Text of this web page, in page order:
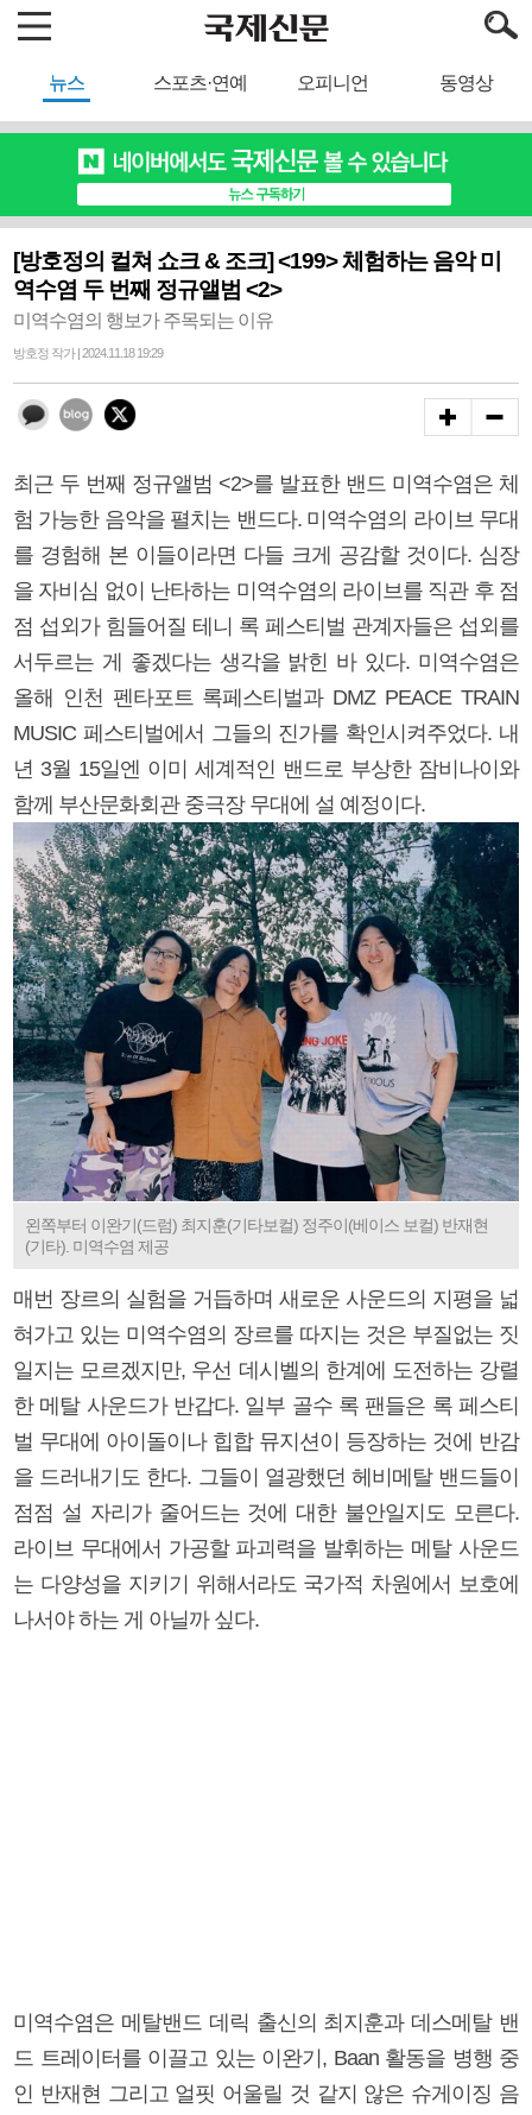
뉴스 스포츠·연예 오피니언 동영상
[방호정의 컬쳐 쇼크 & 조크] <199> 체험하는 음악 미
역수염 두 번째 정규앨범 <2>
미역수염의 행보가 주목되는 이유
방호정 작가 | 2024.11.18 19:29
최근 두 번째 정규앨범 <2>를 발표한 밴드 미역수염은 체
험 가능한 음악을 펼치는 밴드다. 미역수염의 라이브 무대
를 경험해 본 이들이라면 다들 크게 공감할 것이다. 심장
을 자비심 없이 난타하는 미역수염의 라이브를 직관 후 점
점 섭외가 힘들어질 테니 록 페스티벌 관계자들은 섭외를
서두르는 게 좋겠다는 생각을 밝힌 바 있다. 미역수염은
올해 인천 펜타포트 록페스티벌과 DMZ PEACE TRAIN
MUSIC 페스티벌에서 그들의 진가를 확인시켜주었다. 내
년 3월 15일엔 이미 세계적인 밴드로 부상한 잠비나이와
함께 부산문화회관 중극장 무대에 설 예정이다.
왼쪽부터 이완기(드럼) 최지훈(기타보컬) 정주이(베이스 보컬) 반재현
(기타). 미역수염 제공
매번 장르의 실험을 거듭하며 새로운 사운드의 지평을 넓
혀가고 있는 미역수염의 장르를 따지는 것은 부질없는 짓
일지는 모르겠지만, 우선 데시벨의 한계에 도전하는 강렬
한 메탈 사운드가 반갑다. 일부 골수 록 팬들은 록 페스티
벌 무대에 아이돌이나 힙합 뮤지션이 등장하는 것에 반감
을 드러내기도 한다. 그들이 열광했던 헤비메탈 밴드들이
점점 설 자리가 줄어드는 것에 대한 불안일지도 모른다.
라이브 무대에서 가공할 파괴력을 발휘하는 메탈 사운드
는 다양성을 지키기 위해서라도 국가적 차원에서 보호에
나서야 하는 게 아닐까 싶다.
미역수염은 메탈밴드 데릭 출신의 최지훈과 데스메탈 밴
드 트레이터를 이끌고 있는 이완기, Baan 활동을 병행 중
인 반재현 그리고 얼핏 어울릴 것 같지 않은 슈게이징 음